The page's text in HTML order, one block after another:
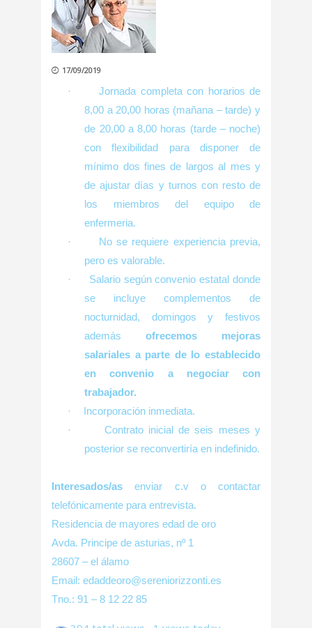
17/09/2019
·
Jornada completa con horarios de
8,00 a 20,00 horas (mañana – tarde) y
de 20,00 a 8,00 horas (tarde – noche)
con flexibilidad para disponer de
mínimo dos fines de largos al mes y
de ajustar días y turnos con resto de
los miembros del equipo de
enfermeria.
·
No se requiere experiencia previa,
pero es valorable.
·
Salario según convenio estatal donde
se incluye complementos de
nocturnidad, domingos y festivos
ademásofrecemos mejoras
salariales a parte de lo establecido
en convenio a negociar con
trabajador.
·
Incorporación inmediata.
·
Contrato inicial de seis meses y
posterior se reconvertiría en indefinido.
Interesados/asenviar c.v o contactar
telefónicamente para entrevista.
Residencia de mayores edad de oro
Avda. Principe de asturias, nº 1
28607 – el álamo
Email: edaddeoro@sereniorizzonti.es
Tno.: 91 – 8 12 22 85